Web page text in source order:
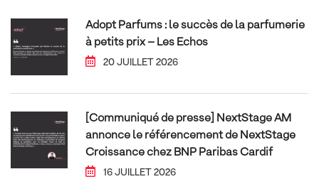
Adopt Parfums : le succès de la parfumerie
à petits prix – Les Echos
20 JUILLET 2026
[Communiqué de presse] NextStage AM
annonce le référencement de NextStage
Croissance chez BNP Paribas Cardif
16 JUILLET 2026